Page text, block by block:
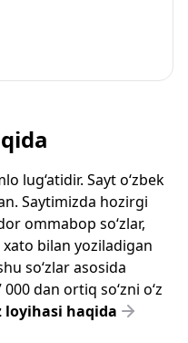
lug‘atidir. Sayt o‘zbek
Saytimizda hozirgi
ommabop so‘zlar,
bilan yoziladigan
so‘zlar asosida
dan ortiq so‘zni o‘z
haqida